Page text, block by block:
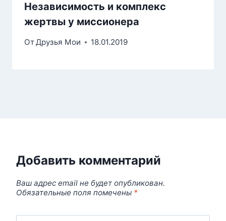
Независимость и комплекс
жертвы у миссионера
ОтДрузья Мои 18.01.2019
Добавить комментарий
Ваш адрес email не будет опубликован.
Обязательные поля помечены *